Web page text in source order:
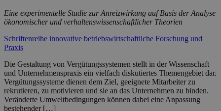
Eine experimentelle Studie zur Anreizwirkung auf Basis der Analyse
ökonomischer und verhaltenswissenschaftlicher Theorien
Schriftenreihe innovative betriebswirtschaftliche Forschung und
Praxis
Die Gestaltung von Vergütungssystemen stellt in der Wissenschaft
und Unternehmenspraxis ein vielfach diskutiertes Themengebiet dar.
Vergütungssysteme dienen dem Ziel, geeignete Mitarbeiter zu
rekrutieren, zu motivieren und sie an das Unternehmen zu binden.
Veränderte Umweltbedingungen können dabei eine Anpassung
bestehender […]